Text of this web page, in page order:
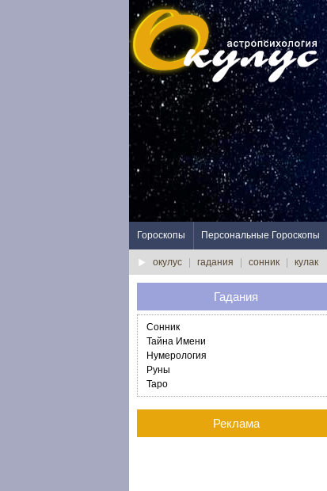
Гороскопы Персональные Гороскопы
окулус гадания сонник кулак
Гадания
Сонник
Тайна Имени
Нумерология
Руны
Таро
Реклама